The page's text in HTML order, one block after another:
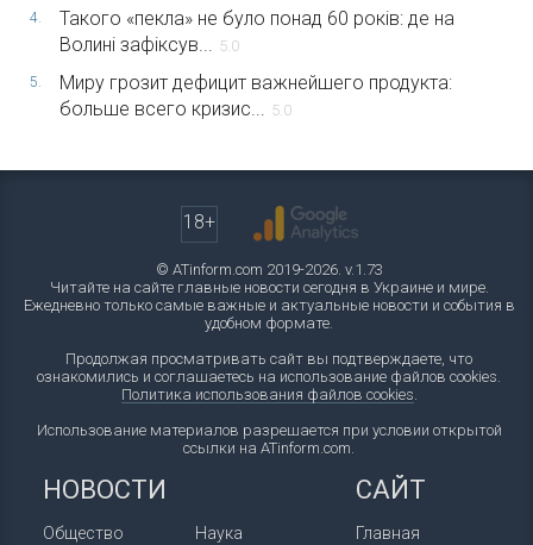
4.
Такого «пекла» не було понад 60 років: де на
Волині зафіксув...
5.0
5.
Миру грозит дефицит важнейшего продукта:
больше всего кризис...
5.0
18+
© ATinform.com 2019-2026. v.1.73
Читайте на сайте главные новости сегодня в Украине и мире.
Ежедневно только самые важные и актуальные новости и события в
удобном формате.
Продолжая просматривать сайт вы подтверждаете, что
ознакомились и соглашаетесь на использование файлов cookies.
Политика использования файлов cookies
Использование материалов разрешается при условии открытой
ссылки на ATinform.com.
НОВОСТИ
Общество
Наука
САЙТ
Главная